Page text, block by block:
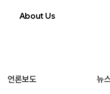
About Us
언론보도 뉴